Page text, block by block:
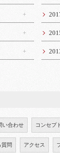
い合わせ コンセプ
質問 アクセス